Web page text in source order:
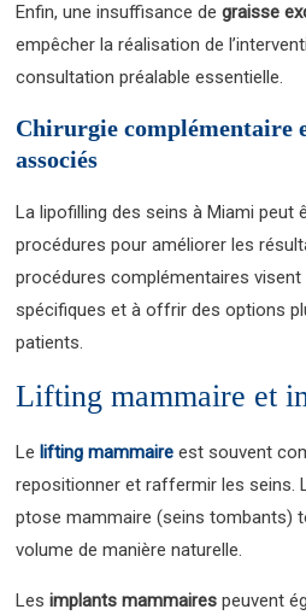
Enfin, une insuffisance degraisse
empêcher la réalisation de
consultation préalable essentielle.
Chirurgie complémentaire
associés
La lipofilling des seins à Miami
procédures pour améliorer les
procédures complémentaires
spécifiques et à offrir des options
patients.
Lifting mammaire et
Lelifting mammaire est souvent
repositionner et raffermir les seins.
ptose mammaire (seins tombants)
volume de manière naturelle.
Lesimplants mammaires peuvent